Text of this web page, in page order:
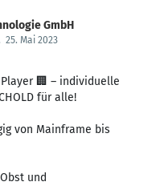
GmbH
25. Mai 2023
🏢 – individuelle
für alle!
von Mainframe bis
und